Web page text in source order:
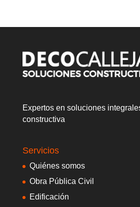
Expertos en soluciones
constructiva
Servicios
Quiénes somos
Obra Pública Civil
Edificación